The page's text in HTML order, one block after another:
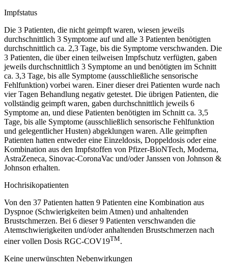
Impfstatus
Die 3 Patienten, die nicht geimpft waren, wiesen jeweils
durchschnittlich 3 Symptome auf und alle 3 Patienten benötigten
durchschnittlich ca. 2,3 Tage, bis die Symptome verschwanden. Die
3 Patienten, die über einen teilweisen Impfschutz verfügten, gaben
jeweils durchschnittlich 3 Symptome an und benötigten im Schnitt
ca. 3,3 Tage, bis alle Symptome (ausschließliche sensorische
Fehlfunktion) vorbei waren. Einer dieser drei Patienten wurde nach
vier Tagen Behandlung negativ getestet. Die übrigen Patienten, die
vollständig geimpft waren, gaben durchschnittlich jeweils 6
Symptome an, und diese Patienten benötigten im Schnitt ca. 3,5
Tage, bis alle Symptome (ausschließlich sensorische Fehlfunktion
und gelegentlicher Husten) abgeklungen waren. Alle geimpften
Patienten hatten entweder eine Einzeldosis, Doppeldosis oder eine
Kombination aus den Impfstoffen von Pfizer-BioNTech, Moderna,
AstraZeneca, Sinovac-CoronaVac und/oder Janssen von Johnson &
Johnson erhalten.
Hochrisikopatienten
Von den 37 Patienten hatten 9 Patienten eine Kombination aus
Dyspnoe (Schwierigkeiten beim Atmen) und anhaltenden
Brustschmerzen. Bei 6 dieser 9 Patienten verschwanden die
Atemschwierigkeiten und/oder anhaltenden Brustschmerzen nach
einer vollen Dosis RGC-COV19TM.
Keine unerwünschten Nebenwirkungen